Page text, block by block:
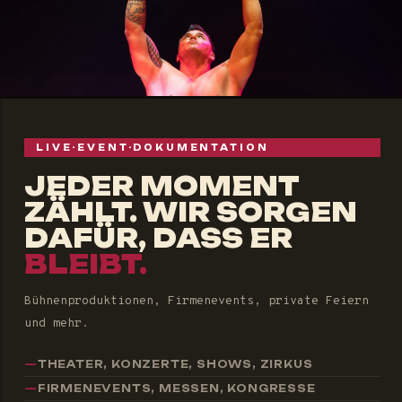
LIVE-EVENT-DOKUMENTATION
JEDER MOMENT
ZÄHLT. WIR SORGEN
DAFÜR, DASS ER
BLEIBT.
Bühnenproduktionen, Firmenevents, private Feiern
und mehr.
THEATER, KONZERTE, SHOWS, ZIRKUS
FIRMENEVENTS, MESSEN, KONGRESSE